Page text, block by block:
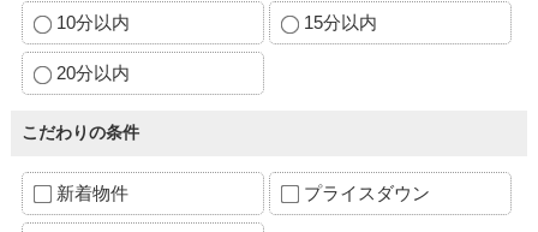
10分以内 15分以内
20分以内
こだわりの条件
新着物件 プライスダウン